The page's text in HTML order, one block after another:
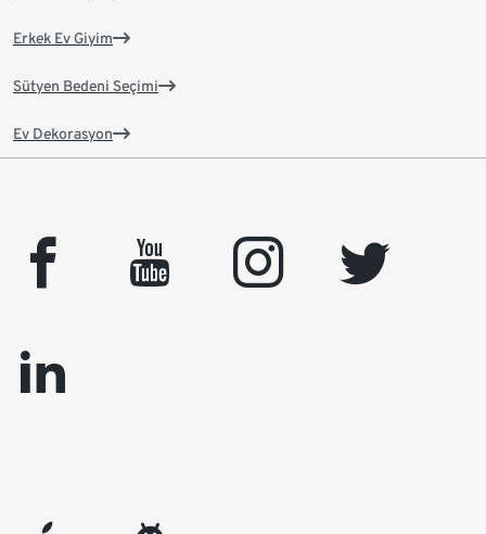
Erkek Ev Giyim
Sütyen Bedeni Seçimi
Ev Dekorasyon
facebook youtube instagram
twitter
linkedin